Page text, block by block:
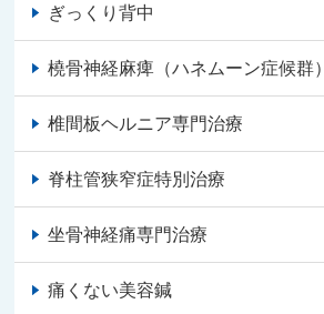
ぎっくり背中
橈骨神経麻痺（ハネムーン症候群）
椎間板ヘルニア専門治療
脊柱管狭窄症特別治療
坐骨神経痛専門治療
痛くない美容鍼